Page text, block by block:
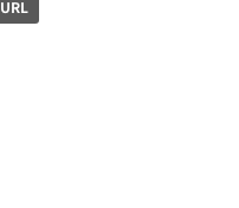
URL